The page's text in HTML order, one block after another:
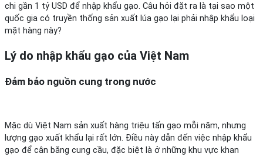
chi gần 1 tỷ USD để nhập khẩu gạo. Câu hỏi đặt ra là tại sao một
quốc gia có truyền thống sản xuất lúa gạo lại phải nhập khẩu loại
mặt hàng này?
Lý do nhập khẩu gạo của Việt Nam
Đảm bảo nguồn cung trong nước
Mặc dù Việt Nam sản xuất hàng triệu tấn gạo mỗi năm, nhưng
lượng gạo xuất khẩu lại rất lớn. Điều này dẫn đến việc nhập khẩu
gạo để cân bằng cung cầu, đặc biệt là ở những khu vực khan